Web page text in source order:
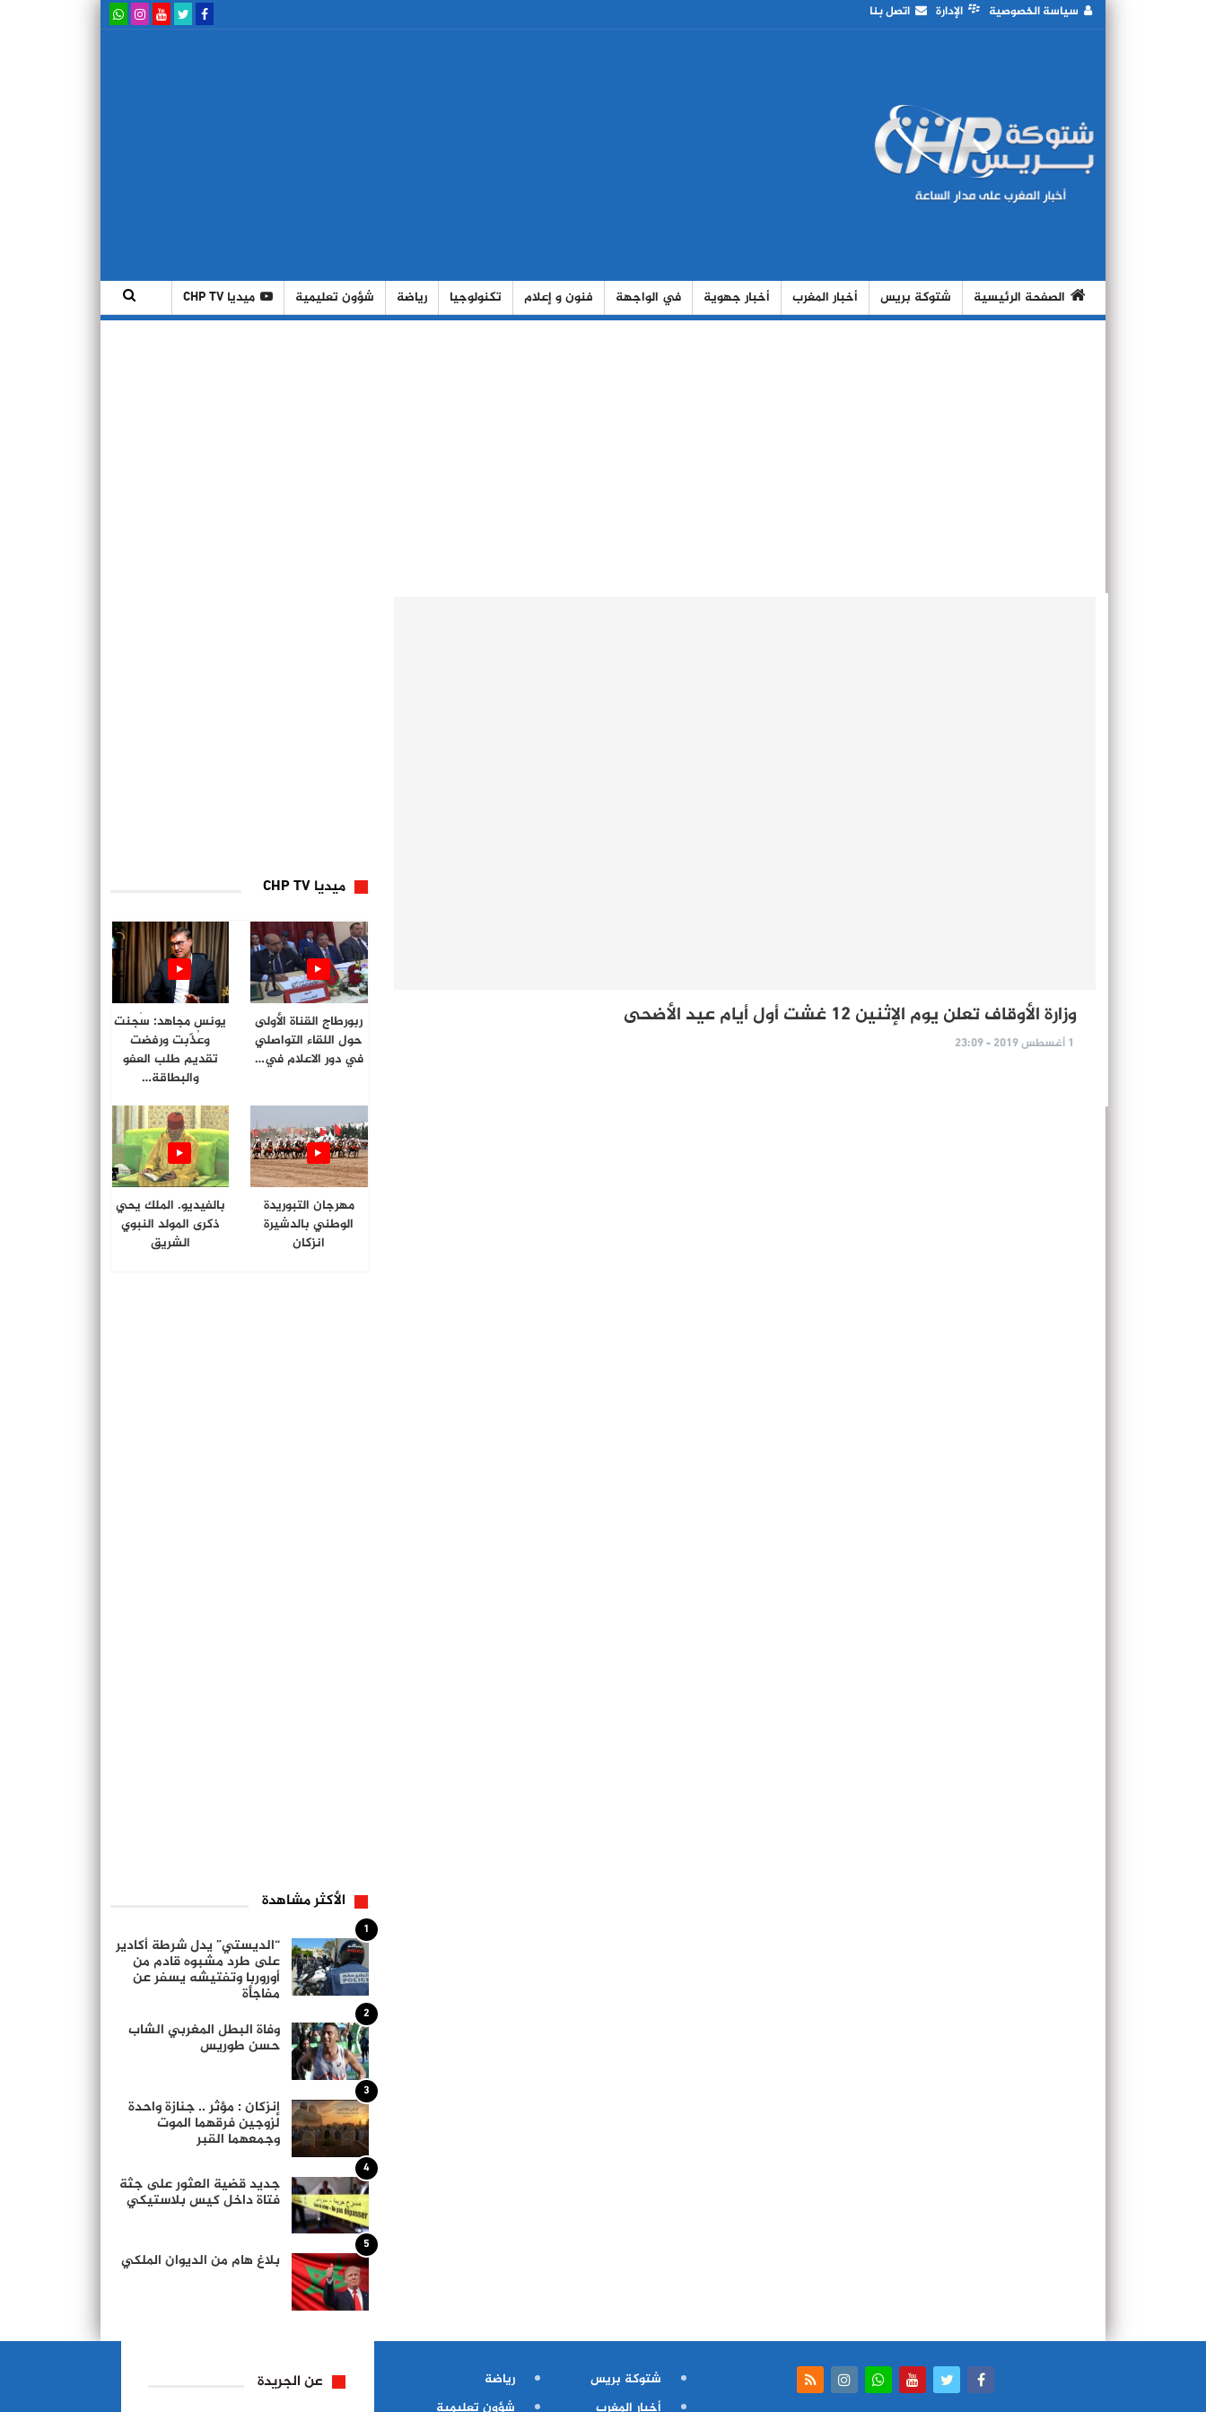
سياسة الخصوصية الإدارة اتصل بنا
الصفحة الرئيسية شتوكة بريس أخبار المغرب أخبار جهوية في الواجهة فنون و إعلام تكنولوجيا رياضة شؤون تعليمية ميديا CHP TV
وزارة الأوقاف تعلن يوم الإثنين 12 غشت أول أيام عيد الأضحى
1 أغسطس 2019 - 23:09
ميديا CHP TV
ربورطاج القناة الأولى
حول اللقاء التواصلي
في دور الاعلام في…
يونس مجاهد: سُجنت
وعُذّبت ورفضت
تقديم طلب العفو
والبطاقة…
مهرجان التبوريدة
الوطني بالدشيرة
انزكان
بالفيديو. الملك يحي
ذكرى المولد النبوي
الشريق
الأكثر مشاهدة
1
“الديستي” يدل شرطة أكادير
على طرد مشبوه قادم من
أوروربا وتفتيشه يسفر عن
مفاجأة
2
وفاة البطل المغربي الشاب
حسن طوريس
3
إنزكان : مؤثر .. جنازة واحدة
لزوجين فرقهما الموت
وجمعهما القبر
4
جديد قضية العثور على جثة
فتاة داخل كيس بلاستيكي
5
بلاغ هام من الديوان الملكي
شتوكة بريس
أخبار المغرب
رياضة
شؤون تعليمية
عن الجريدة